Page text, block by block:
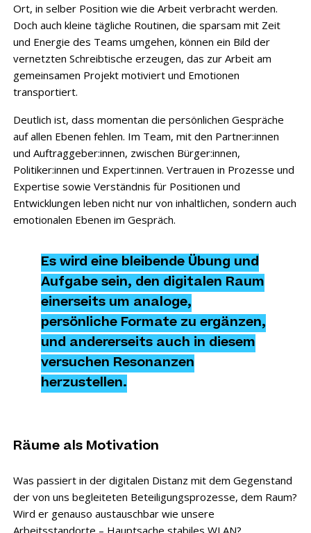
Ort, in selber Position wie die Arbeit verbracht werden.
Doch auch kleine tägliche Routinen, die sparsam mit Zeit
und Energie des Teams umgehen, können ein Bild der
vernetzten Schreibtische erzeugen, das zur Arbeit am
gemeinsamen Projekt motiviert und Emotionen
transportiert.
Deutlich ist, dass momentan die persönlichen Gespräche
auf allen Ebenen fehlen. Im Team, mit den Partner:innen
und Auftraggeber:innen, zwischen Bürger:innen,
Politiker:innen und Expert:innen. Vertrauen in Prozesse und
Expertise sowie Verständnis für Positionen und
Entwicklungen leben nicht nur von inhaltlichen, sondern auch
emotionalen Ebenen im Gespräch.
Es wird eine bleibende Übung und
Aufgabe sein, den digitalen Raum
einerseits um analoge,
persönliche Formate zu ergänzen,
und andererseits auch in diesem
versuchen Resonanzen
herzustellen.
Räume als Motivation
Was passiert in der digitalen Distanz mit dem Gegenstand
der von uns begleiteten Beteiligungsprozesse, dem Raum?
Wird er genauso austauschbar wie unsere
Arbeitsstandorte – Hauptsache stabiles WLAN?